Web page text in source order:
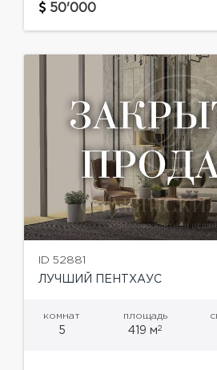
спальня с ванной и
50'000
ID 52881
ЛУЧШИЙ ПЕНТХАУС
комнат
5
площадь
419 м2